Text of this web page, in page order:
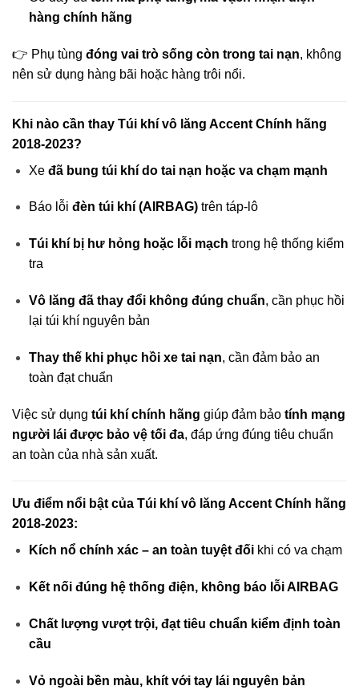
hàng chính hãng
👉 Phụ tùng đóng vai trò sống còn trong tai nạn, không
nên sử dụng hàng bãi hoặc hàng trôi nổi.
Khi nào cần thay Túi khí vô lăng Accent Chính hãng
2018-2023?
Xe đã bung túi khí do tai nạn hoặc va chạm mạnh
Báo lỗi đèn túi khí (AIRBAG)trên táp-lô
Túi khí bị hư hỏng hoặc lỗi mạch trong hệ thống kiểm
tra
Vô lăng đã thay đổi không đúng chuẩn, cần phục hồi
lại túi khí nguyên bản
Thay thế khi phục hồi xe tai nạn, cần đảm bảo an
toàn đạt chuẩn
Việc sử dụng túi khí chính hãng giúp đảm bảo tính mạng
người lái được bảo vệ tối đa, đáp ứng đúng tiêu chuẩn
an toàn của nhà sản xuất.
Ưu điểm nổi bật của Túi khí vô lăng Accent Chính hãng
2018-2023:
Kích nổ chính xác – an toàn tuyệt đốikhi có va chạm
Kết nối đúng hệ thống điện, không báo lỗi AIRBAG
Chất lượng vượt trội, đạt tiêu chuẩn kiểm định toàn
cầu
Vỏ ngoài bền màu, khít với tay lái nguyên bản